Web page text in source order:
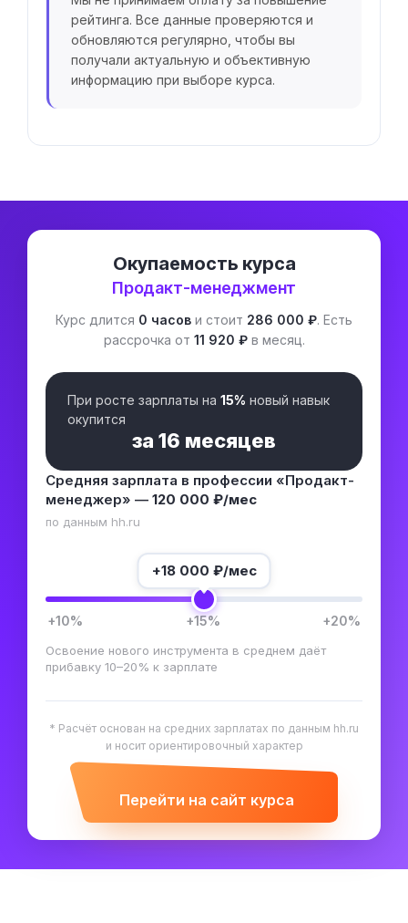
рейтинга. Все данные проверяются и
обновляются регулярно, чтобы вы
получали актуальную и объективную
информацию при выборе курса.
Окупаемость курса
Продакт-менеджмент
Курс длится 0 часов и стоит 286 000 ₽. Есть
рассрочка от 11 920 ₽в месяц.
При росте зарплаты на 15% новый навык
окупится
за 16 месяцев
Средняя зарплата в профессии «Продакт-
менеджер» — 120 000 ₽/мес
по данным hh.ru
+18 000 ₽/мес
+10% +15% +20%
Освоение нового инструмента в среднем даёт
прибавку 10–20% к зарплате
* Расчёт основан на средних зарплатах по данным hh.ru
и носит ориентировочный характер
Перейти на сайт курса